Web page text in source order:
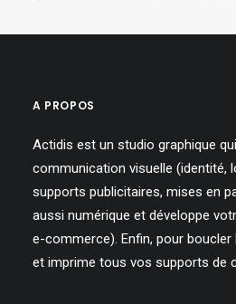
A PROPOS
Actidis est un studio graphique
communication visuelle (identité,
supports publicitaires, mises en
aussi numérique et développe
e-commerce). Enfin, pour boucler
et imprime tous vos supports de